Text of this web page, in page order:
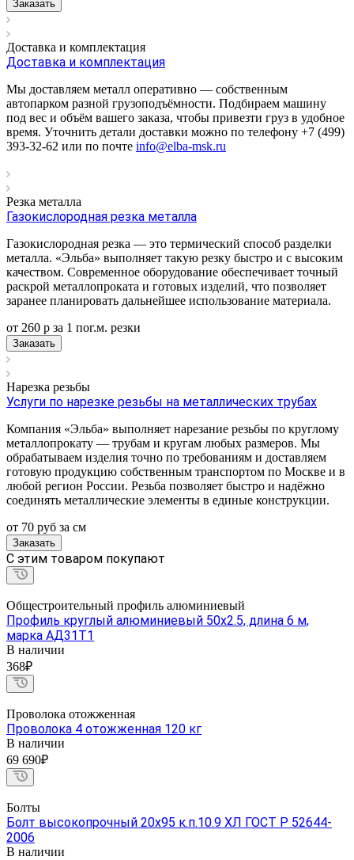
Заказать
Доставка и комплектация
Доставка и комплектация
Мы доставляем металл оперативно — собственным
автопарком разной грузоподъёмности. Подбираем машину
под вес и объём вашего заказа, чтобы привезти груз в удобное
время. Уточнить детали доставки можно по телефону +7 (499)
393-32-62 или по почте info@elba-msk.ru
Резка металла
Газокислородная резка металла
Газокислородная резка — это термический способ разделки
металла. «Эльба» выполняет такую резку быстро и с высоким
качеством. Современное оборудование обеспечивает точный
раскрой металлопроката и готовых изделий, что позволяет
заранее планировать дальнейшее использование материала.
от 260 р за 1 пог.м. резки
Заказать
Нарезка резьбы
Услуги по нарезке резьбы на металлических трубах
Компания «Эльба» выполняет нарезание резьбы по круглому
металлопрокату — трубам и кругам любых размеров. Мы
обрабатываем изделия точно по требованиям и доставляем
готовую продукцию собственным транспортом по Москве и в
любой регион России. Резьба позволяет быстро и надёжно
соединять металлические элементы в единые конструкции.
от 70 руб за см
Заказать
C этим товаром покупают
Общестроительный профиль алюминиевый
Профиль круглый алюминиевый 50х2.5, длина 6 м,
марка АД31Т1
В наличии
368₽
Проволока отожженная
Проволока 4 отожженная 120 кг
В наличии
69 690₽
Болты
Болт высокопрочный 20х95 к.п.10.9 ХЛ ГОСТ Р 52644-
2006
В наличии